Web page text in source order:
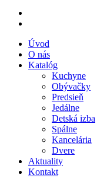
Úvod
O nás
Katalóg
Kuchyne
Obývačky
Predsieň
Jedálne
Detská izba
Spálne
Kancelária
Dvere
Aktuality
Kontakt